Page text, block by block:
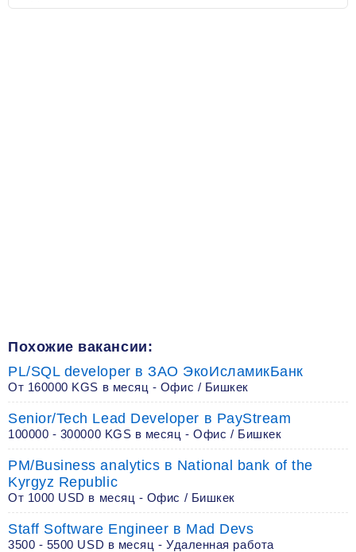
Похожие вакансии:
PL/SQL developer в ЗАО ЭкоИсламикБанк
От 160000 KGS в месяц - Офис / Бишкек
Senior/Tech Lead Developer в PayStream
100000 - 300000 KGS в месяц - Офис / Бишкек
PM/Business analytics в National bank of the
Kyrgyz Republic
От 1000 USD в месяц - Офис / Бишкек
Staff Software Engineer в Mad Devs
3500 - 5500 USD в месяц - Удаленная работа